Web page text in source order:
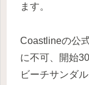
ます。
Coastlineの公
に不可、開始
ビーチサンダ